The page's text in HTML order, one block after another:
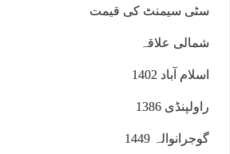
سٹی سیمنٹ کی قیمت
شمالی علاقہ
اسلام آباد 1402
راولپنڈی 1386
گوجرانوالہ 1449